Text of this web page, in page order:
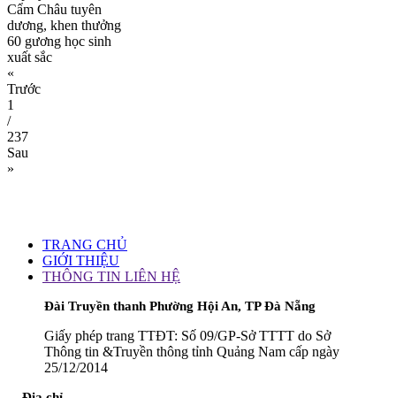
Cẩm Châu tuyên
dương, khen thưởng
60 gương học sinh
xuất sắc
«
Trước
1
/
237
Sau
»
TRANG CHỦ
GIỚI THIỆU
THÔNG TIN LIÊN HỆ
Đài Truyền thanh Phường Hội An, TP Đà Nẵng
Giấy phép trang TTĐT: Số 09/GP-Sở TTTT do Sở
Thông tin &Truyền thông tỉnh Quảng Nam cấp ngày
25/12/2014